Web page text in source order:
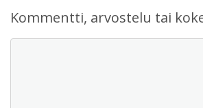
Kommentti, arvostelu tai